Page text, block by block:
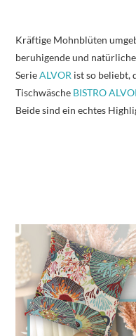
Kräftige Mohnblüten
beruhigende und
SerieALVOR ist so beliebt,
Tischwäsche BISTRO
Beide sind ein echtes